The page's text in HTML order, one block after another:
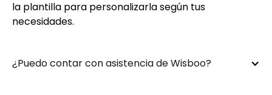
la plantilla para personalizarla según tus
necesidades.
¿Puedo contar con asistencia de Wisboo?